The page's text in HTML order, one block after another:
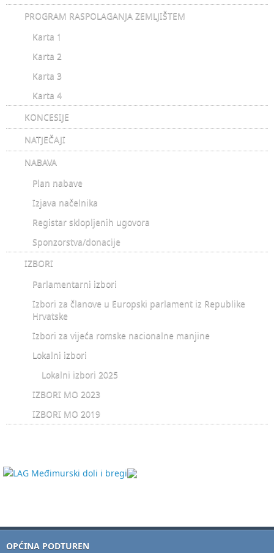
PROGRAM RASPOLAGANJA ZEMLJIŠTEM
Karta 1
Karta 2
Karta 3
Karta 4
KONCESIJE
NATJEČAJI
NABAVA
Plan nabave
Izjava načelnika
Registar sklopljenih ugovora
Sponzorstva/donacije
IZBORI
Parlamentarni izbori
Izbori za članove u Europski parlament iz Republike
Hrvatske
Izbori za vijeća romske nacionalne manjine
Lokalni izbori
Lokalni izbori 2025
IZBORI MO 2023
IZBORI MO 2019
OPĆINA PODTUREN